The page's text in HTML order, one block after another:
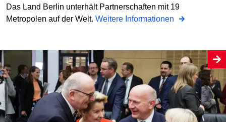
Das Land Berlin unterhält Partnerschaften mit 19
Metropolen auf der Welt. Weitere Informationen